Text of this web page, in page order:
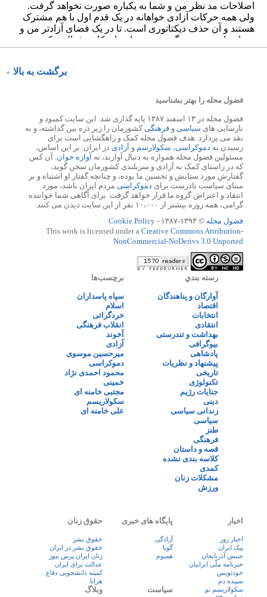
برگشت به بالا
فضول محله را بهتر بشناسید
فضول محله در ۱۳ اسفند ۱۳۸۷ پایه گذاری شد. این سایت کمبود و
نارسایی های سیاسی و فرهنگی کشورمان را زیر ذره بین گذاشته، و به
نقد می پردازد. هدف فضول محله کمک و راهگشایی است برای
رسیدن به دموکراسی، سکولارسم و آزادی در ایران. بر این اساس،
مسئولین فضول محله همواره به دنبال آوازند، نه آوازه خوان . آن کس
که در راستای کمک به آزادی و سربلندی کشورمان سخن گوید،
گفتارش مورد ستایش و تحسین ما بوده، و چنانچه گفتار او اشتباه و بر
مبنای سیاست نادرست برای دموکراسی مردم ایران باشد، مورد
انتقاد و اعتراض گروه ما قرار خواهد گرفت. برای آگاهی شما خواننده
گرامی، همه روزه بیشتر از ۱۰،۰۰۰ نفر از این سایت دیدن می کنند.
فضول محله © ۱۳۹۳-۱۳۸۷ -
Cookie Policy
This work is licensed under a Creative Commons Attribution-
NonCommercial-NoDerivs 3.0 Unported
رسته بندي
آوارگان و پناهندگان
اقتصاد
انتخابات
انتقادی
بهداشت و تندرستی
بیوگرافی
پادشاهی
پیشنهاد و نظریات
تاریخی
تکنولوژی
جنایات رژیم
دینی
زندانی سیاسی
سیاسی
طنز
فرهنگی
قصه و داستان
کلاسه بندی نشده
کمدی
مشکلات زنان
ورزش
برچسب‌ها
سپاه پاسداران
اسلام
خردگرائی
انقلاب فرهنگی
آخوند
آزادی
میرحسین موسوی
دموکراسی
محمود احمدی نژاد
خمینی
مجتبی خامنه ای
سکولاریسم
علی خامنه ای
اخبار
اخبار روز
پيک ايران
جنبش آذربایجان
خبرنامه ملّی ایرانیان
خودنویس
سپیده دم
سکولاریسم نو
پایگاه های خبری
آزادگی
گویا
همبوم
حقوق زنان
حقوق بشر
حقوق بشر در ایران
زنان ايران پرس نيوز
عدالت برای ایران
کمیته دانشجویی دفاع
هرانا
سیاست وبلاگ